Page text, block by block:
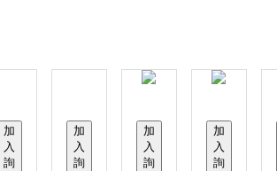
加
入
詢
加
入
詢
加
入
詢
加
入
詢